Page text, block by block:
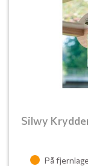
Silwy
På